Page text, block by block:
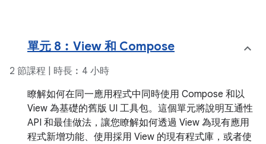
單元 8︰View 和 Compose
2 節課程 | 時長︰4 小時
瞭解如何在同一應用程式中同時使用 Compose 和以
View 為基礎的舊版 UI 工具包。這個單元將說明互通性
API 和最佳做法，讓您瞭解如何透過 View 為現有應用
程式新增功能、使用採用 View 的現有程式庫，或者使